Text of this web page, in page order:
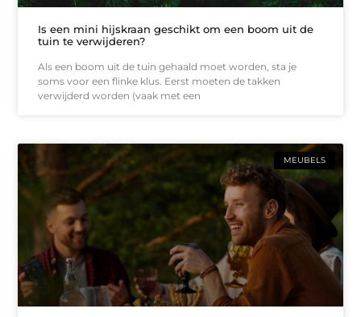
Is een mini hijskraan geschikt om een boom uit de
tuin te verwijderen?
Als een boom uit de tuin gehaald moet worden, sta je
soms voor een flinke klus. Eerst moeten de takken
verwijderd worden (vaak met een
MEUBELS